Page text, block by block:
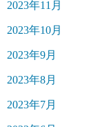
2023年11月
2023年10月
2023年9月
2023年8月
2023年7月